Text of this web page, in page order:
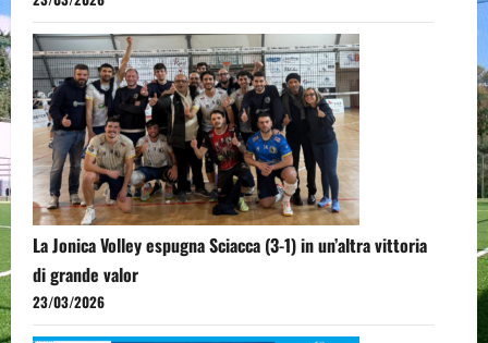
La Jonica Volley espugna Sciacca (3-1) in un’altra vittoria
di grande valor
23/03/2026